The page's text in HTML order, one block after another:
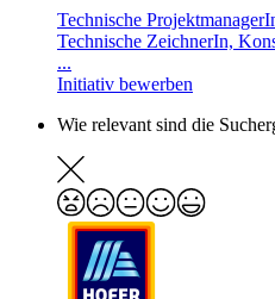
Technische
Technische ZeichnerIn,
...
Initiativ bewerben
Wie relevant sind die